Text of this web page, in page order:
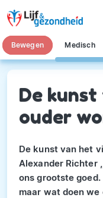
Bewegen Medisch
De
ouder
De kunst van het
Alexander Richter
ons grootste
maar wat doen